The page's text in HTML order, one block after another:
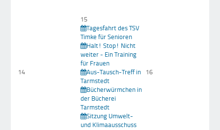
14
15
Tagesfahrt des TSV
Timke für Senioren
Halt! Stop! Nicht
weiter - Ein Training
für Frauen
Aus-Tausch-Treff in
Tarmstedt
Bücherwürmchen in
der Bücherei
Tarmstedt
Sitzung Umwelt-
und Klimaausschuss
16